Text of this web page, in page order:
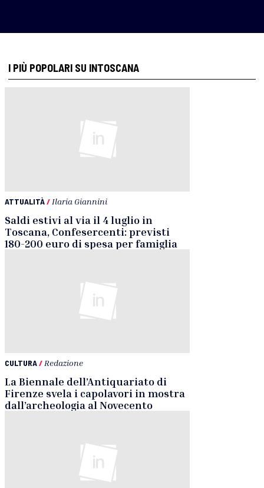
I PIÙ POPOLARI SU INTOSCANA
ATTUALITÀ/ Ilaria Giannini
Saldi estivi al via il 4 luglio in
Toscana, Confesercenti: previsti
180-200 euro di spesa per famiglia
CULTURA/ Redazione
La Biennale dell’Antiquariato di
Firenze svela i capolavori in mostra
dall’archeologia al Novecento